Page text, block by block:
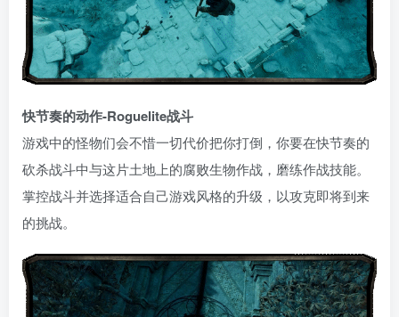
快节奏的动作-Roguelite战斗
游戏中的怪物们会不惜一切代价把你打倒，你要在快节奏的
砍杀战斗中与这片土地上的腐败生物作战，磨练作战技能。
掌控战斗并选择适合自己游戏风格的升级，以攻克即将到来
的挑战。